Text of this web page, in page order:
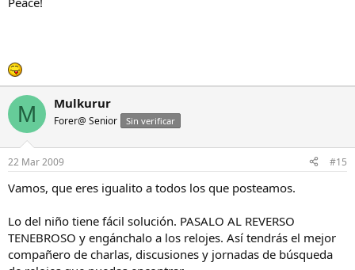
M Mulkurur
Forer@ Senior Sin verificar
22 Mar 2009 #15
Vamos, que eres igualito a todos los que posteamos.
Lo del niño tiene fácil solución. PASALO AL REVERSO
TENEBROSO y engánchalo a los relojes. Así tendrás el mejor
compañero de charlas, discusiones y jornadas de búsqueda